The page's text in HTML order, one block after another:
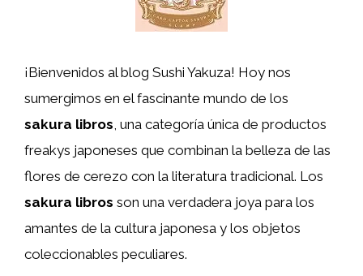
¡Bienvenidos al blog Sushi Yakuza! Hoy nos
sumergimos en el fascinante mundo de los
sakura libros, una categoría única de productos
freakys japoneses que combinan la belleza de las
flores de cerezo con la literatura tradicional. Los
sakura libros son una verdadera joya para los
amantes de la cultura japonesa y los objetos
coleccionables peculiares.